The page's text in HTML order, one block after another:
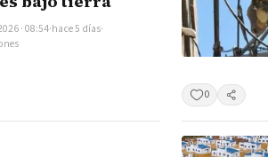
· 08:54·hace 5 días·
0
Compartir